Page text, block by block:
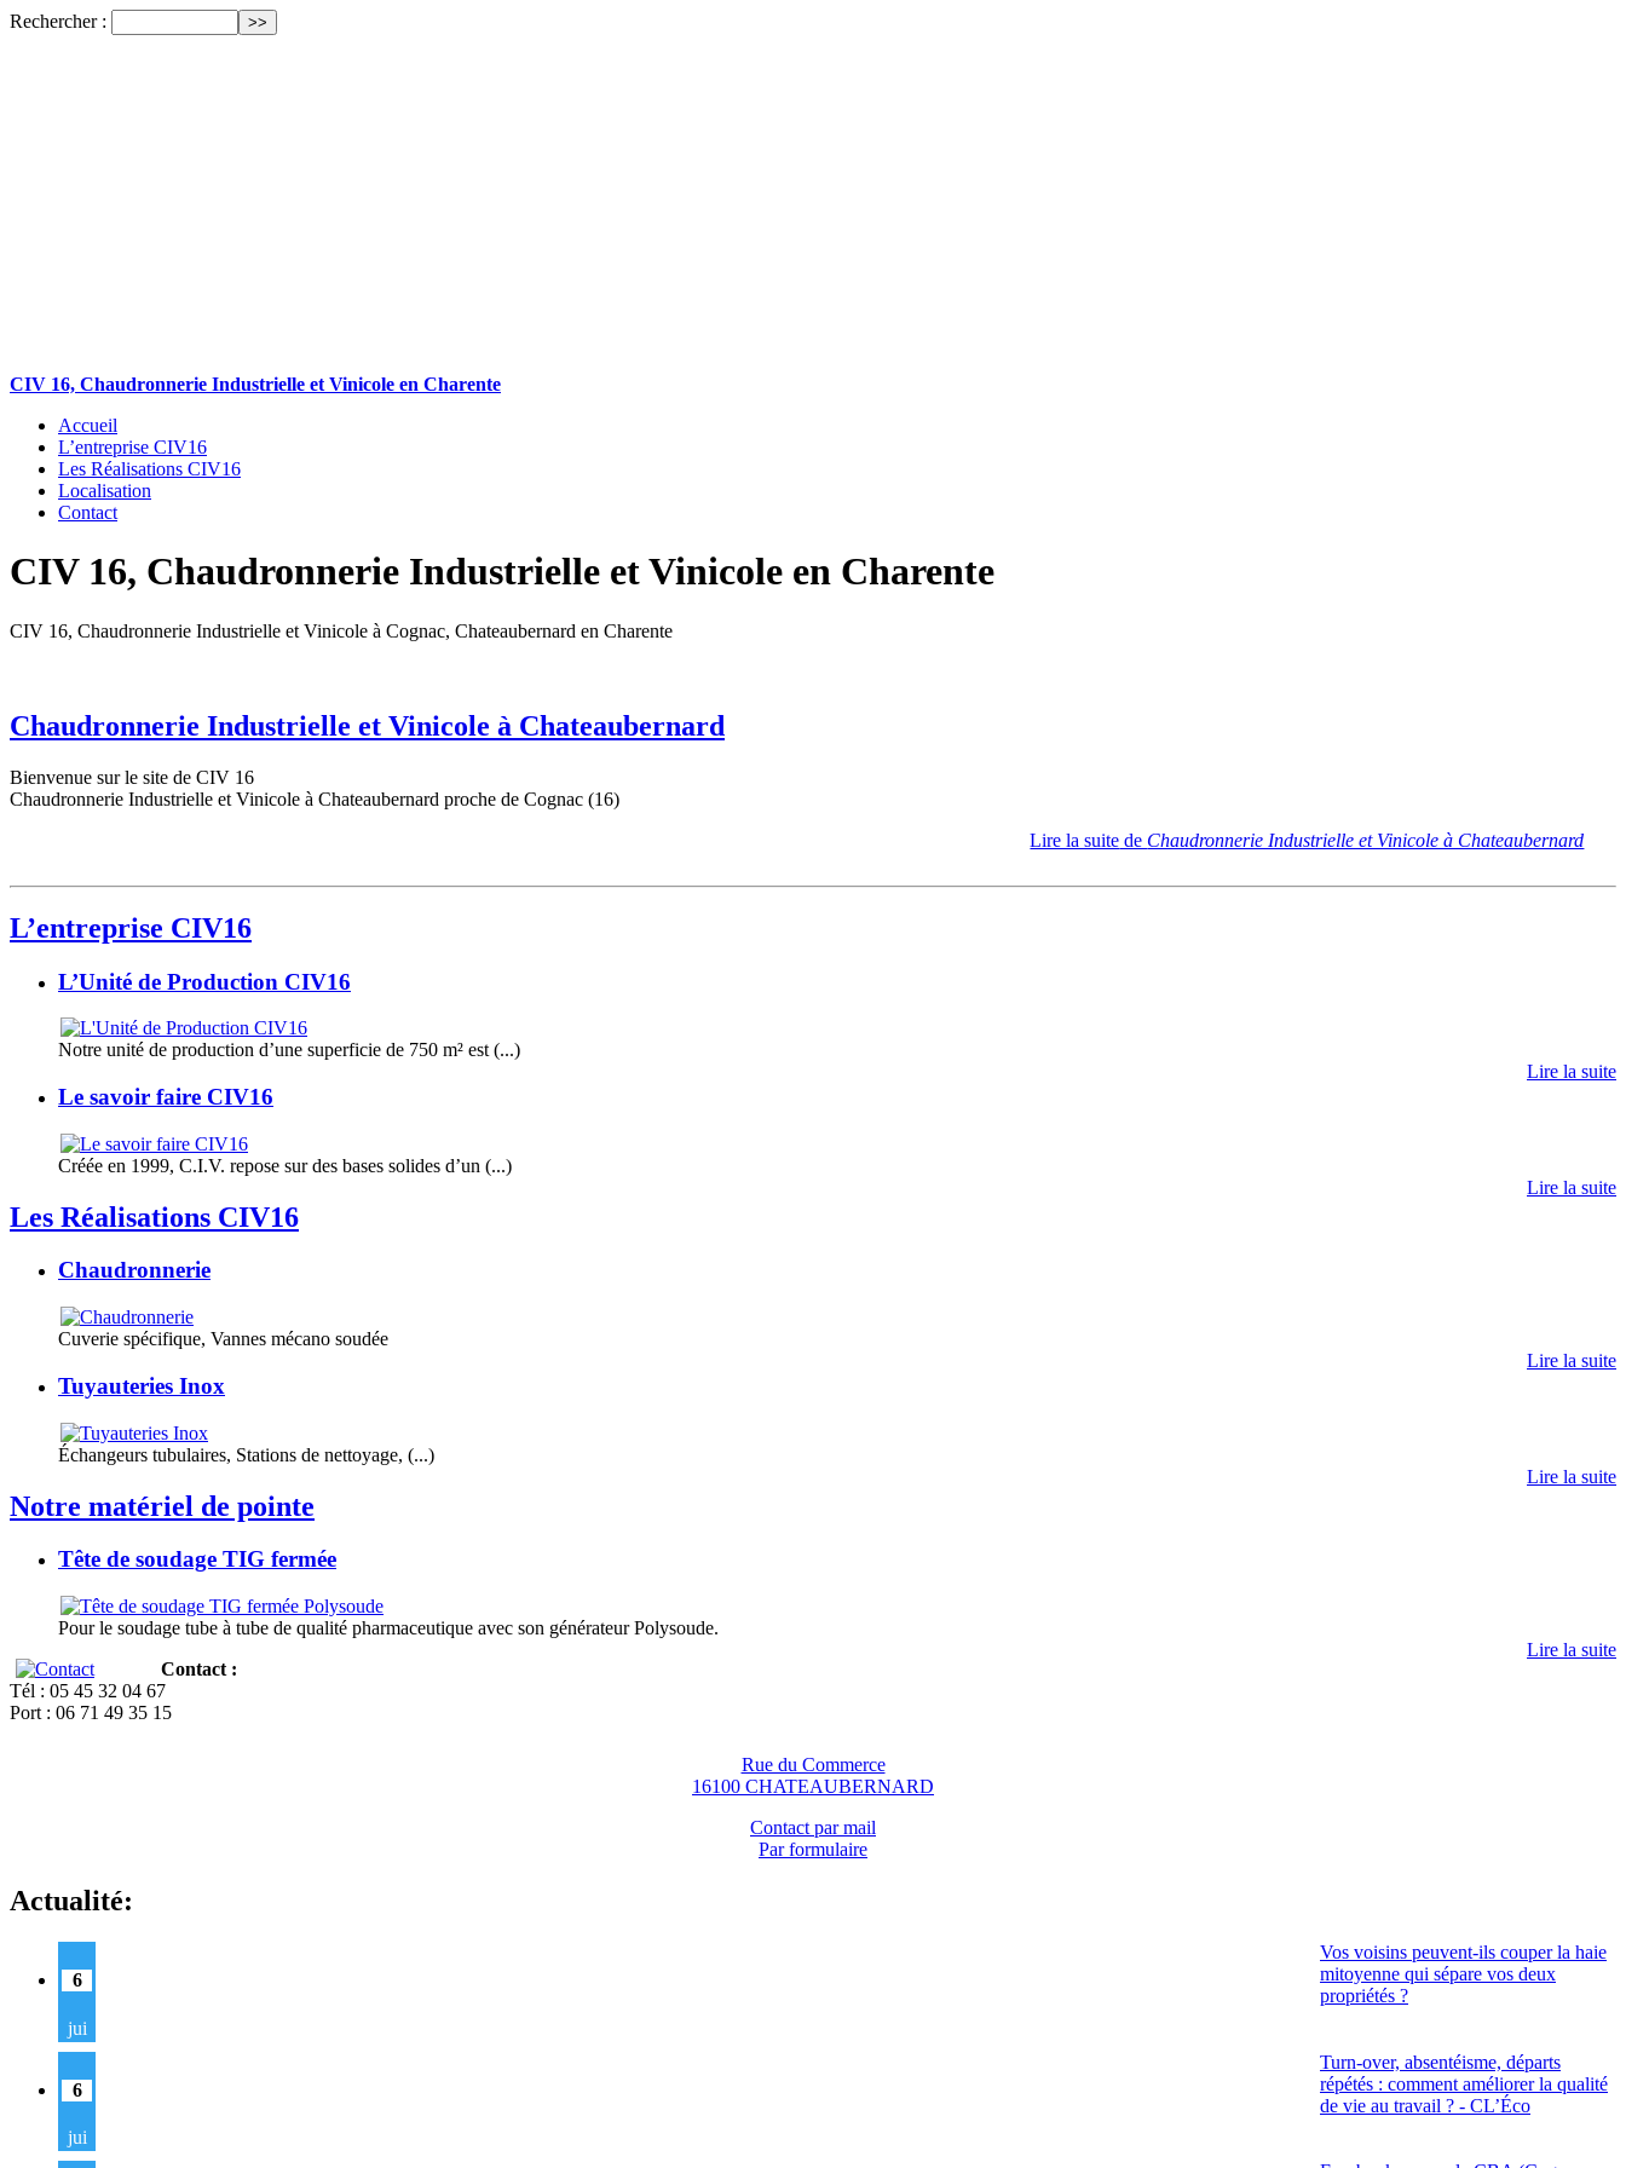
Rechercher :
CIV 16, Chaudronnerie Industrielle et Vinicole en Charente
Accueil
L’entreprise CIV16
Les Réalisations CIV16
Localisation
Contact
CIV 16, Chaudronnerie Industrielle et Vinicole en Charente
CIV 16, Chaudronnerie Industrielle et Vinicole à Cognac, Chateaubernard en Charente
Chaudronnerie Industrielle et Vinicole à Chateaubernard
Bienvenue sur le site de CIV 16
Chaudronnerie Industrielle et Vinicole à Chateaubernard proche de Cognac (16)
Lire la suite de Chaudronnerie Industrielle et Vinicole à Chateaubernard
L’entreprise CIV16
L’Unité de Production CIV16
Notre unité de production d’une superficie de 750 m² est (...)
Lire la suite
Le savoir faire CIV16
Créée en 1999, C.I.V. repose sur des bases solides d’un (...)
Lire la suite
Les Réalisations CIV16
Chaudronnerie
Cuverie spécifique, Vannes mécano soudée
Lire la suite
Tuyauteries Inox
Échangeurs tubulaires, Stations de nettoyage, (...)
Lire la suite
Notre matériel de pointe
Tête de soudage TIG fermée
Pour le soudage tube à tube de qualité pharmaceutique avec son générateur Polysoude.
Lire la suite
Contact :
Tél : 05 45 32 04 67
Port : 06 71 49 35 15
Rue du Commerce
16100 CHATEAUBERNARD
Contact par mail
Par formulaire
Actualité:
Vos voisins peuvent-ils couper la haie
mitoyenne qui sépare vos deux
propriétés ?
6
jui
Turn-over, absentéisme, départs
répétés : comment améliorer la qualité
de vie au travail ? - CL’Éco
6
jui